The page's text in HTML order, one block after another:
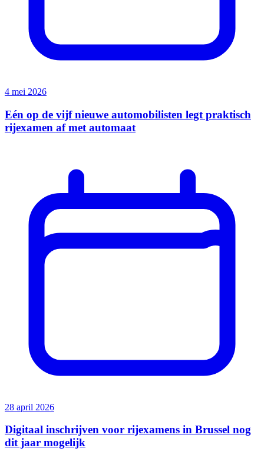
4 mei 2026
Eén op de vijf nieuwe automobilisten legt praktisch
rijexamen af met automaat
28 april 2026
Digitaal inschrijven voor rijexamens in Brussel nog
dit jaar mogelijk